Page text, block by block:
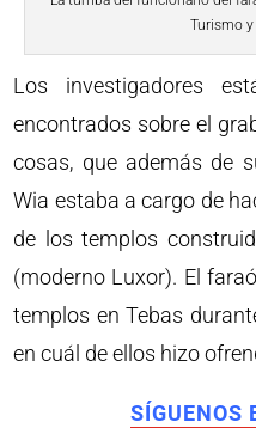
Turismo
Los investigadores
encontrados sobre el
cosas, que además de
Wia estaba a cargo de
de los templos
(moderno Luxor). El
templos en Tebas
en cuál de ellos hizo
SÍGUENOS